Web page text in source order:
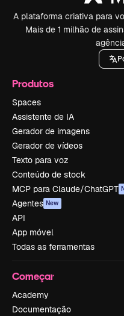
A plataforma criativa para
Mais de 1 milhão de
Produtos
Spaces
Assistente de IA
Gerador de imagens
Gerador de vídeos
Texto para voz
Conteúdo de stock
MCP para Claude/ChatGPT
Agentes New
API
App móvel
Todas as ferramentas
Começar
Academy
Documentação